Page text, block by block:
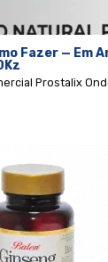
Fazer — Em
Prostalix